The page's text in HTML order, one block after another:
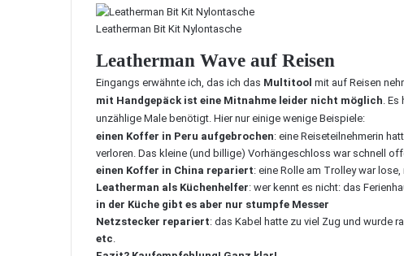
Leatherman Bit Kit Nylontasche
Leatherman Wave auf Reisen
Eingangs erwähnte ich, das ich das Multitool mit auf Reisen
mit Handgepäck ist eine Mitnahme leider nicht möglich. Es
unzählige Male benötigt. Hier nur einige wenige Beispiele:
einen Koffer in Peru aufgebrochen: eine Reiseteilnehmerin
verloren. Das kleine (und billige) Vorhängeschloss war schnell
einen Koffer in China repariert: eine Rolle am Trolley war
Leatherman als Küchenhelfer: wer kennt es nicht: das
in der Küche gibt es aber nur stumpfe Messer
Netzstecker repariert: das Kabel hatte zu viel Zug und wurde
etc.